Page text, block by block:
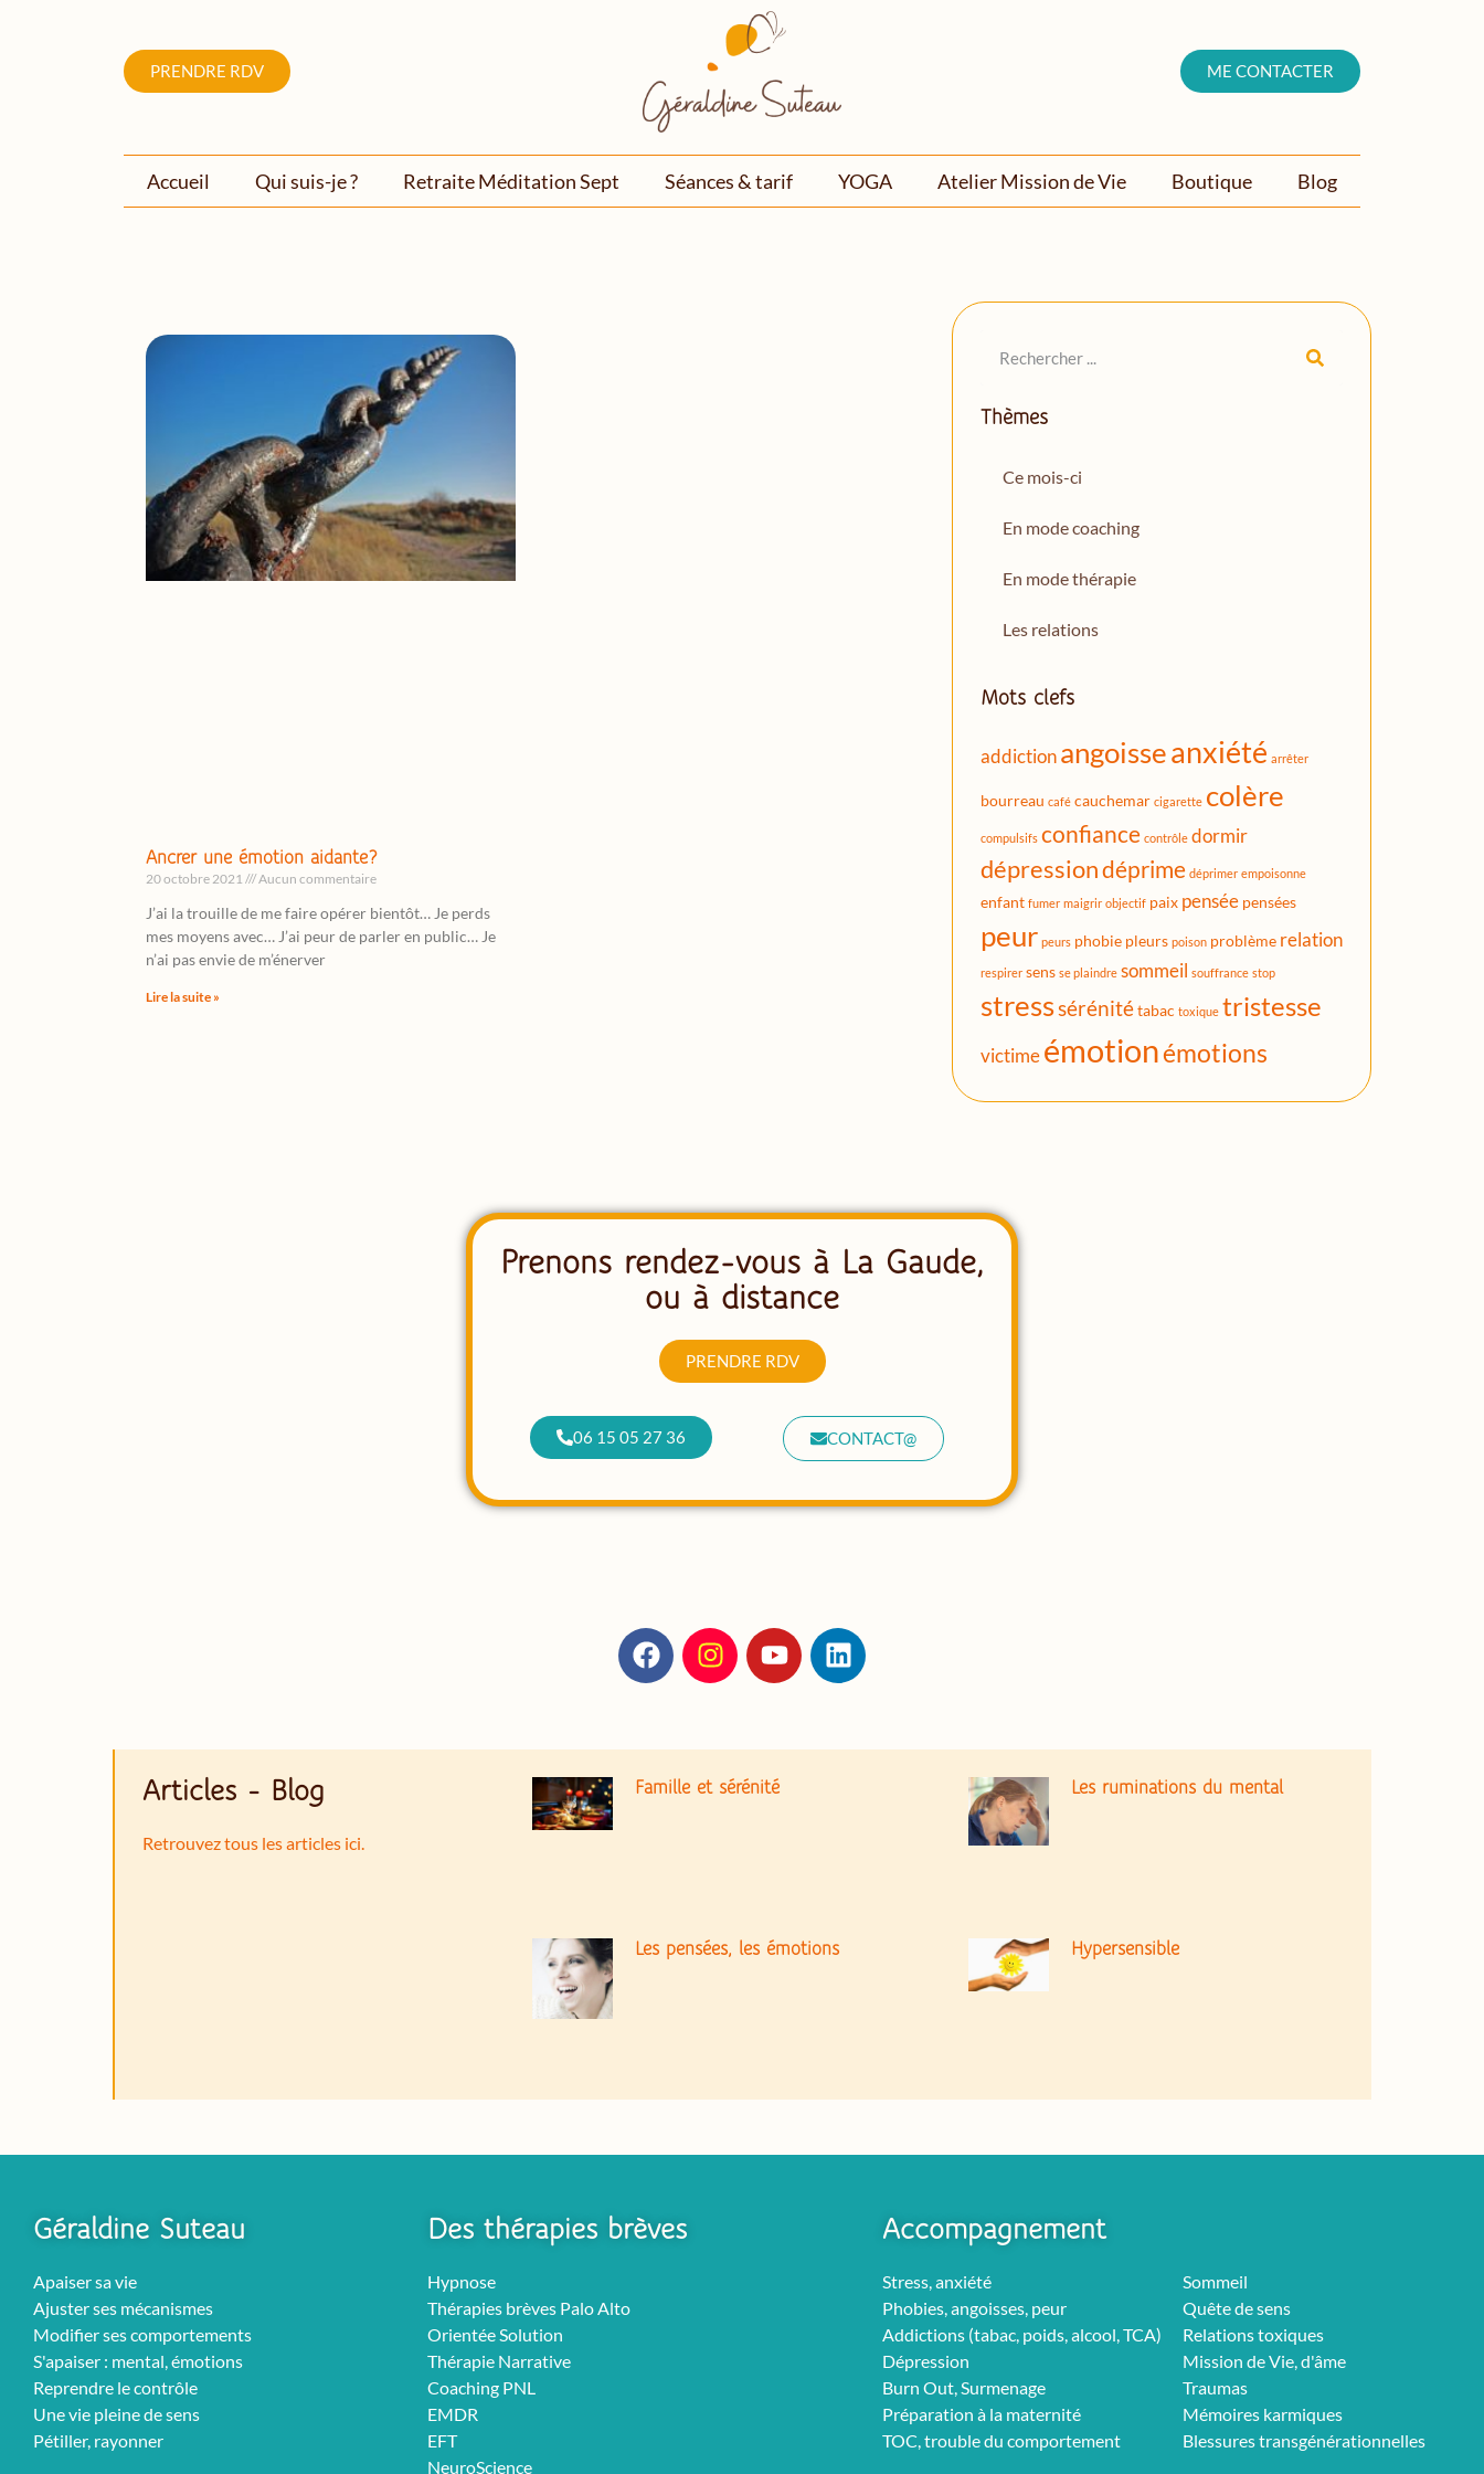
PRENDRE RDV ME CONTACTER
Accueil Qui suis-je ? Retraite Méditation Sept Séances & tarif YOGA Atelier Mission de Vie Boutique Blog
Ancrer une émotion aidante?
20 octobre 2021 Aucun commentaire
J’ai la trouille de me faire opérer bientôt… Je perds
mes moyens avec… J’ai peur de parler en public… Je
n’ai pas envie de m’énerver
Lire la suite »
Thèmes
Ce mois-ci
En mode coaching
En mode thérapie
Les relations
Mots clefs
addictionangoisseanxiété arrêter
bourreau café cauchemar cigarette colère
compulsifs confiance contrôle dormir
dépressiondéprime déprimer empoisonne
enfant fumer maigrir objectif paix pensée pensées
peur peurs phobie pleurs poison problème relation
respirer sens se plaindre sommeil souffrance stop
stresssérénitétabac toxique tristesse
victimeémotionémotions
Prenons rendez-vous à La Gaude,
ou à distance
PRENDRE RDV
06 15 05 27 36 CONTACT@
Articles - Blog
Retrouvez tous les articles ici.
Famille et sérénité Les ruminations du mental
Les pensées, les émotions Hypersensible
Géraldine Suteau
Apaiser sa vie
Ajuster ses mécanismes
Modifier ses comportements
S'apaiser : mental, émotions
Reprendre le contrôle
Une vie pleine de sens
Pétiller, rayonner
Des thérapies brèves
Hypnose
Thérapies brèves Palo Alto
Orientée Solution
Thérapie Narrative
Coaching PNL
EMDR
EFT
NeuroScience
Accompagnement
Stress, anxiété
Phobies, angoisses, peur
Addictions (tabac, poids, alcool, TCA)
Dépression
Burn Out, Surmenage
Préparation à la maternité
TOC, trouble du comportement
Sommeil
Quête de sens
Relations toxiques
Mission de Vie, d'âme
Traumas
Mémoires karmiques
Blessures transgénérationnelles